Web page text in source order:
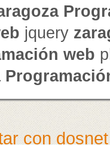
jquery
web
con